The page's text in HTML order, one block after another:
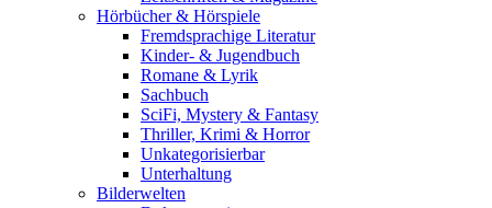
Hörbücher & Hörspiele
Fremdsprachige Literatur
Kinder- & Jugendbuch
Romane & Lyrik
Sachbuch
SciFi, Mystery & Fantasy
Thriller, Krimi & Horror
Unkategorisierbar
Unterhaltung
Bilderwelten